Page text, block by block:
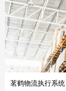
茗鹤物流执行系